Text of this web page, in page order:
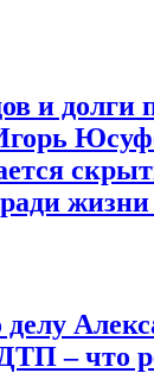
и долги
жизни
– что